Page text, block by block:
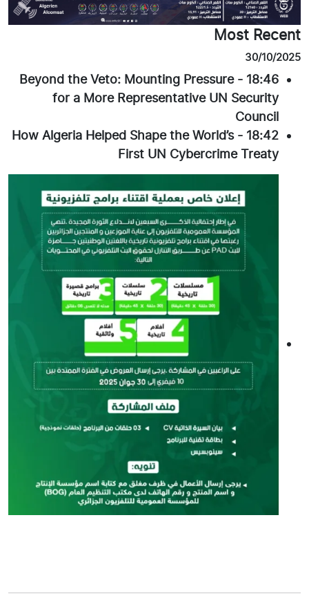
Most Recent
30/10/2025
18:46
-
Beyond the Veto: Mounting Pressure
for a More Representative UN Security
Council
18:42
-
How Algeria Helped Shape the World’s
First UN Cybercrime Treaty